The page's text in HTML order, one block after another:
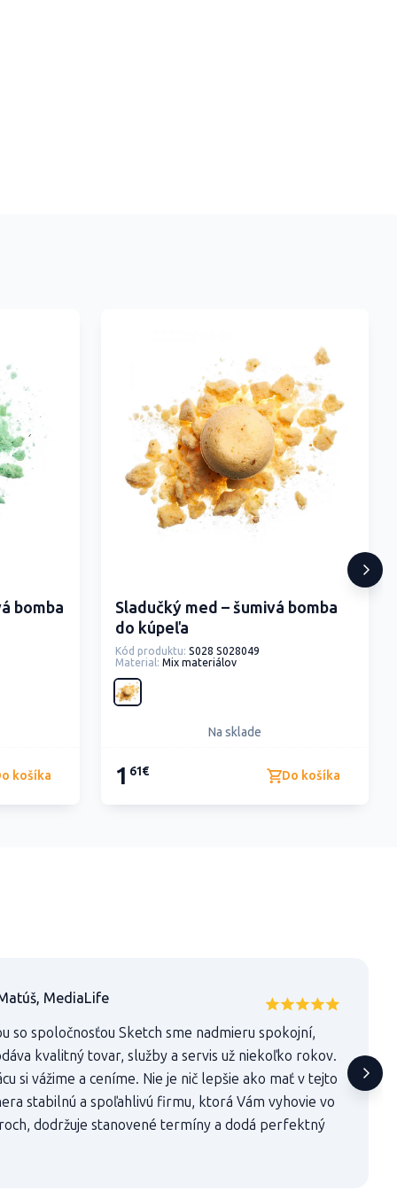
bomba
košíka
Sladučký med – šumivá bomba
do kúpeľa
Kód produktu: S028 S028049
Material: Mix materiálov
Na sklade
1 61€ Do košíka
MediaLife
so spoločnosťou Sketch sme nadmieru spokojní,
kvalitný tovar, služby a servis už niekoľko rokov.
si vážime a ceníme. Nie je nič lepšie ako mať v tejto
stabilnú a spoľahlivú firmu, ktorá Vám vyhovie vo
dodržuje stanovené termíny a dodá perfektný